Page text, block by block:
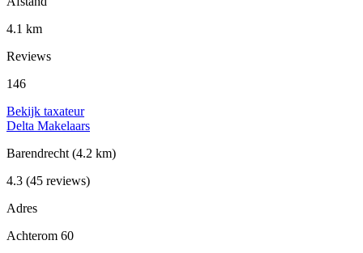
4.1 km
Reviews
146
Bekijk taxateur
Delta Makelaars
Barendrecht (4.2 km)
4.3 (45 reviews)
Adres
Achterom 60